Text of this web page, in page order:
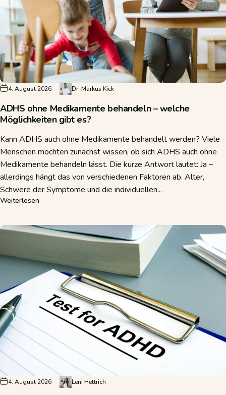
4. August 2026 Dr. Markus Kick
ADHS ohne Medikamente behandeln – welche
Möglichkeiten gibt es?
Kann ADHS auch ohne Medikamente behandelt werden? Viele
Menschen möchten zunächst wissen, ob sich ADHS auch ohne
Medikamente behandeln lässt. Die kurze Antwort lautet: Ja –
allerdings hängt das von verschiedenen Faktoren ab. Alter,
Schwere der Symptome und die individuellen...
Weiterlesen
4. August 2026 Leni Hettrich